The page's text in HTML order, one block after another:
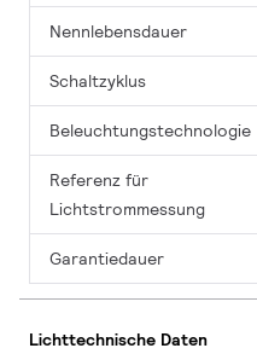
Nennlebensdauer
Schaltzyklus
Beleuchtungstechnologie
Referenz für
Lichtstrommessung
Garantiedauer
Lichttechnische Daten